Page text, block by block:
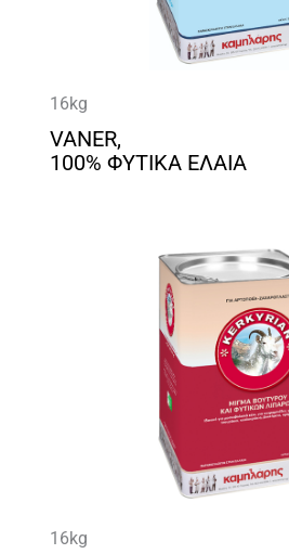
16kg
VANER,
100% ΦΥΤΙΚΑ ΕΛΑΙΑ
16kg